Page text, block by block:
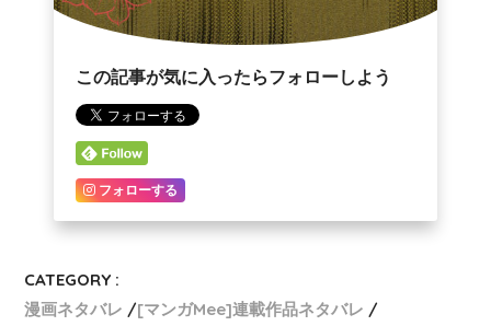
この記事が気に入ったらフォローしよう
フォローする
CATEGORY :
漫画ネタバレ
[マンガMee]連載作品ネタバレ